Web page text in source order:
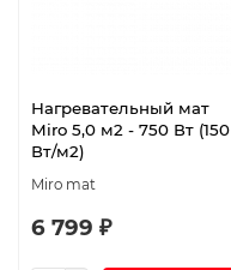
Нагревательный мат
Miro 5,0 м2 - 750 Вт (150
Вт/м2)
Miro mat
6 799 ₽